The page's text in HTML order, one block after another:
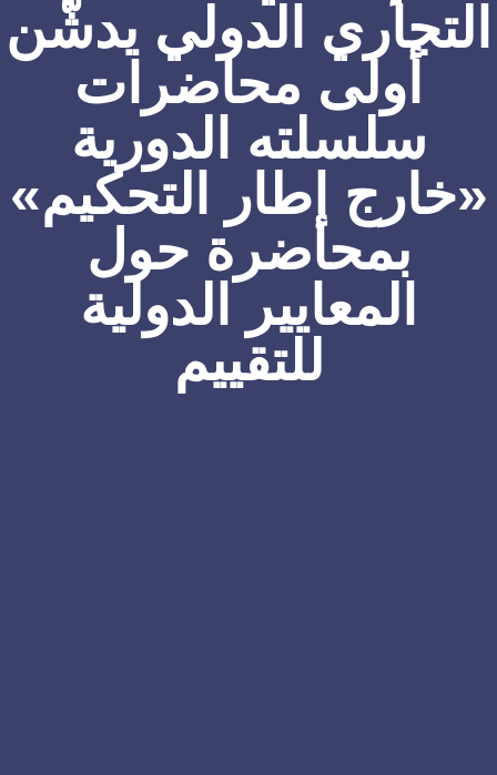
الدولي يدشّن
أولى محاضرات
سلسلته الدورية
إطار التحكيم»
بمحاضرة حول
المعايير الدولية
للتقييم